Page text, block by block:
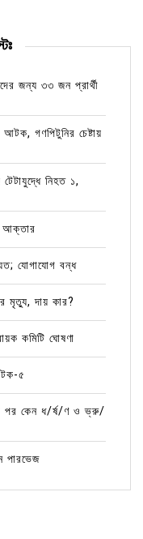
জন্য ৩৩ জন প্রার্থী
গণপিটুনির চেষ্টায়
নিহত ১,
আক্তার
যোগাযোগ বন্ধ
মৃত্যু, দায় কার?
কমিটি ঘোষণা
৫
পর কেন ধ/র্ষ/ণ ও ভ্রু/
পারভেজ